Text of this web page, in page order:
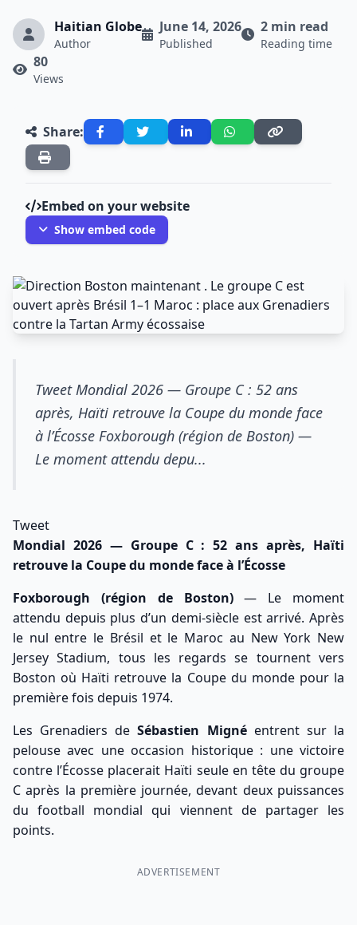
Haitian Globe
Author
June 14, 2026
Published
2 min read
Reading time
80
Views
Share:
Embed on your website
Show embed code
Tweet Mondial 2026 — Groupe C : 52 ans
après, Haïti retrouve la Coupe du monde face
à l’Écosse Foxborough (région de Boston) —
Le moment attendu depu...
Tweet
Mondial 2026 — Groupe C : 52 ans après, Haïti
retrouve la Coupe du monde face à l’Écosse
Foxborough (région de Boston)— Le moment
attendu depuis plus d’un demi-siècle est arrivé. Après
le nul entre le Brésil et le Maroc au New York New
Jersey Stadium, tous les regards se tournent vers
Boston où Haïti retrouve la Coupe du monde pour la
première fois depuis 1974.
Les Grenadiers deSébastien Mignéentrent sur la
pelouse avec une occasion historique : une victoire
contre l’Écosse placerait Haïti seule en tête du groupe
C après la première journée, devant deux puissances
du football mondial qui viennent de partager les
points.
ADVERTISEMENT